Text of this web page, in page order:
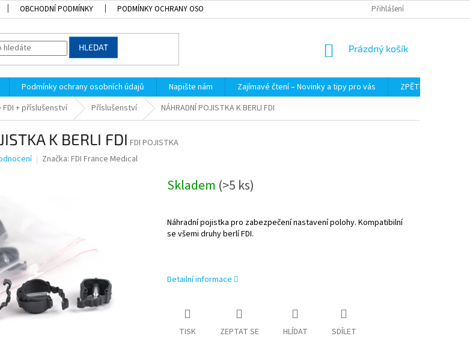
OBCHODNÍ PODMÍNKY PODMÍNKY OCHRANY OSOBNÍCH ÚDAJŮ Přihlášení
HLEDAT
NÁKUPNÍ
Prázdný košík
Podmínky ochrany osobních údajů Napište nám Zajímavé čtení – Novinky a tipy pro vás
ZPĚTNÝ ODBĚR
+ příslušenství Příslušenství NÁHRADNÍ POJISTKA K BERLI FDI
K BERLI FDI FDI POJISTKA
Značka: FDI France Medical
Skladem (>5 ks)
Náhradní pojistka pro zabezpečení nastavení polohy. Kompatibilní
se všemi druhy berlí FDI.
Detailní informace
TISK ZEPTAT SE HLÍDAT SDÍLET